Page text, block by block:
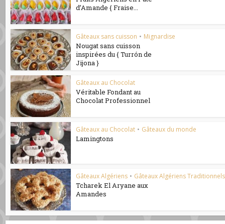
d’Amande { Fraise...
Gâteaux sans cuisson • Mignardise
Nougat sans cuisson
inspirées du { Turrón de
Jijona }
Gâteaux au Chocolat
Véritable Fondant au
Chocolat Professionnel
Gâteaux au Chocolat • Gâteaux du monde
Lamingtons
Gâteaux Algériens • Gâteaux Algériens
Tcharek El Aryane aux
Amandes